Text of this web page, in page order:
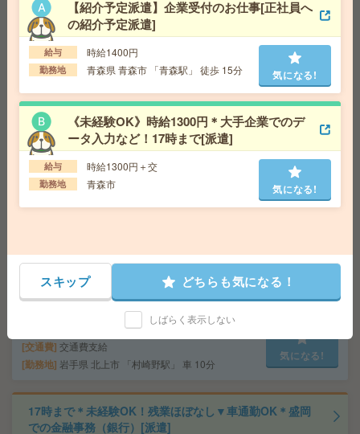
場あり[派遣]
給 与 時給1250円
交通費 交通費支給
勤務地 秋田県 秋田市 「土崎駅」 車 10分
気になる!
17時まで＊未経験OK！残業ほぼなし▼大手グループにて
安全書類の作成等の現場事務[派遣]
給 与 時給1320円 月収例 21万円 時給1320円×実
働8h×週5日×4週 ※月収例を保証するものではありませ
【北上】大手メーカーでのチーム事務サポート[派遣]
交通費 交通費支給
勤務地 岩手県 北上市 「村崎野駅」 車 10分
気になる!
17時まで＊未経験OK！残業ほぼなし▼車通勤OK＊盛岡
での金融事務（銀行）[派遣]
【紹介予定派遣】企業受付のお仕事[正社員へ
の紹介予定派遣]
給与 時給1400円
勤務地 青森県 青森市 「青森駅」 徒歩 15分 気になる!
《未経験OK》時給1300円＊大手企業でのデ
ータ入力など！17時まで[派遣]
給与 時給1300円＋交
勤務地 青森市 気になる!
スキップ どちらも気になる！
しばらく表示しない